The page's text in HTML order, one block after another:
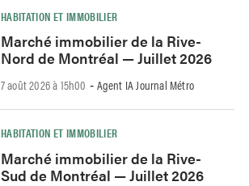
HABITATION ET IMMOBILIER
Marché immobilier de la Rive-
Nord de Montréal — Juillet 2026
7 août 2026 à 15h00 - Agent IA Journal Métro
HABITATION ET IMMOBILIER
Marché immobilier de la Rive-
Sud de Montréal — Juillet 2026